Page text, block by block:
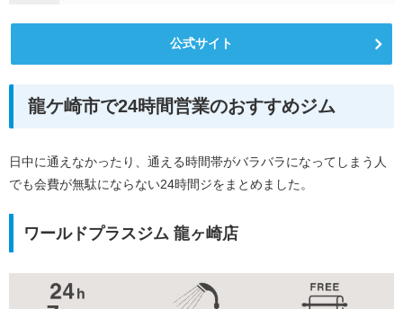
公式サイト
龍ケ崎市で24時間営業のおすすめジム
日中に通えなかったり、通える時間帯がバラバラになってしまう人
でも会費が無駄にならない24時間ジをまとめました。
ワールドプラスジム 龍ヶ崎店